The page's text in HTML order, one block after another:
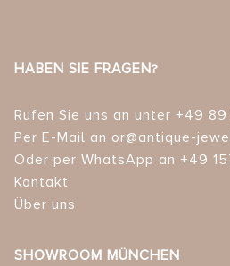
HABEN SIE FRAGEN?
Rufen Sie uns an unter +49
Per E-Mail an or@antique-
Oder per WhatsApp an +49
Kontakt
Über uns
SHOWROOM MÜNCHEN